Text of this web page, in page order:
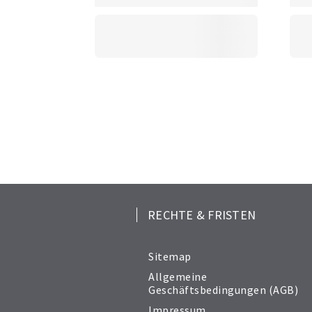
RECHTE & FRISTEN
Sitemap
Allgemeine
Geschäftsbedingungen (AGB)